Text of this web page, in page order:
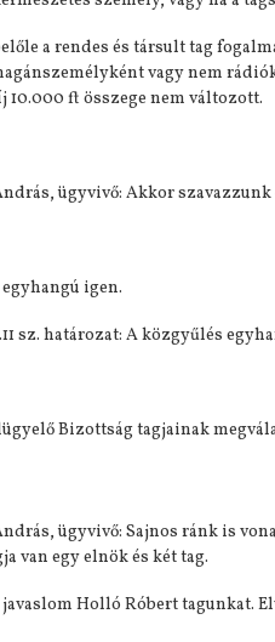
a rendes és társult tag
vagy nem
10.000 ft összege nem változott.
ügyvivő: Akkor szavazzunk
egyhangú igen.
sz. határozat: A közgyűlés
Bizottság tagjainak
ügyvivő: Sajnos ránk is
van egy elnök és két tag.
Holló Róbert tagunkat.